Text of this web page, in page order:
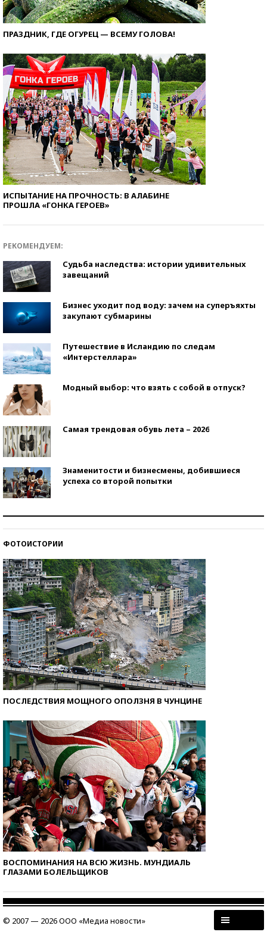
ПРАЗДНИК, ГДЕ ОГУРЕЦ — ВСЕМУ ГОЛОВА!
ИСПЫТАНИЕ НА ПРОЧНОСТЬ: В АЛАБИНЕ
ПРОШЛА «ГОНКА ГЕРОЕВ»
РЕКОМЕНДУЕМ:
Судьба наследства: истории удивительных
завещаний
Бизнес уходит под воду: зачем на суперъяхты
закупают субмарины
Путешествие в Исландию по следам
«Интерстеллара»
Модный выбор: что взять с собой в отпуск?
Самая трендовая обувь лета – 2026
Знаменитости и бизнесмены, добившиеся
успеха со второй попытки
ФОТОИСТОРИИ
ПОСЛЕДСТВИЯ МОЩНОГО ОПОЛЗНЯ В ЧУНЦИНЕ
ВОСПОМИНАНИЯ НА ВСЮ ЖИЗНЬ. МУНДИАЛЬ
ГЛАЗАМИ БОЛЕЛЬЩИКОВ
© 2007 — 2026 ООО «Медиа новости»